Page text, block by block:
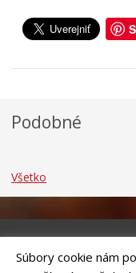
Podobné
0
8
6
0
8
6
0
8
6
Všetko
Riešenie ANTIK SMART
Súbory cookie nám